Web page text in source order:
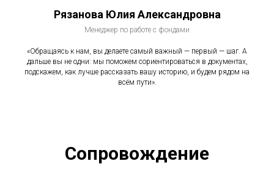
Рязанова Юлия Александровна
Менеджер по работе с фондами
«Обращаясь к нам, вы делаете самый важный — первый — шаг. А
дальше вы не одни: мы поможем сориентироваться в документах,
подскажем, как лучше рассказать вашу историю, и будем рядом на
всём пути».
Сопровождение